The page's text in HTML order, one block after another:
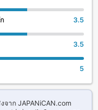
3.5
3.5
5
จาก JAPANiCAN.com